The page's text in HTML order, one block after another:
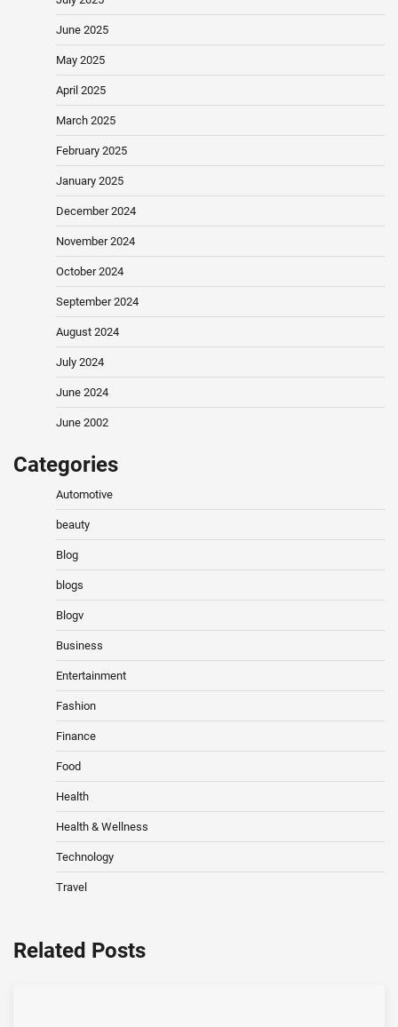
June 2025
May 2025
April 2025
March 2025
February 2025
January 2025
December 2024
November 2024
October 2024
September 2024
August 2024
July 2024
June 2024
June 2002
Categories
Automotive
beauty
Blog
blogs
Blogv
Business
Entertainment
Fashion
Finance
Food
Health
Health & Wellness
Technology
Travel
Related Posts